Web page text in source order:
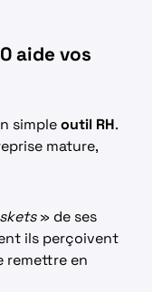
aide vos
simpleoutil RH.
mature,
» de ses
ils perçoivent
remettre en